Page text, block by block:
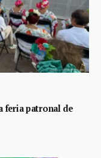
feria patronal de